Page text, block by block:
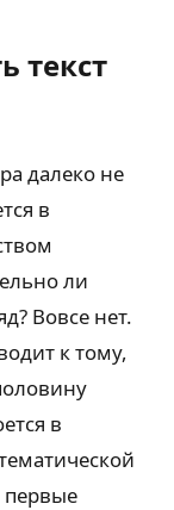
текст
далеко не
в
ли
Вовсе нет.
к тому,
в
первые